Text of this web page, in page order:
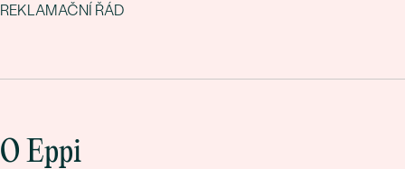
REKLAMAČNÍ ŘÁD
O Eppi